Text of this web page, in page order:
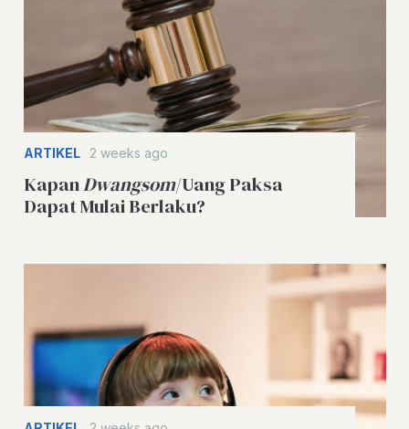
ARTIKEL 2 weeks ago
KapanDwangsom/Uang Paksa
Dapat Mulai Berlaku?